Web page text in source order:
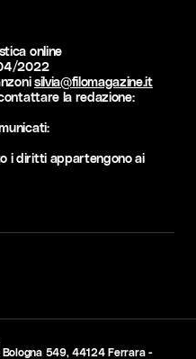
online
2022
silvia@filomagazine.it
la redazione:
i diritti appartengono ai
549, 44124 Ferrara -